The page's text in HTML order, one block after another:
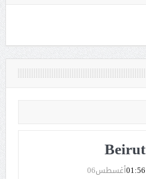
Beirut
أغسطس0601:56